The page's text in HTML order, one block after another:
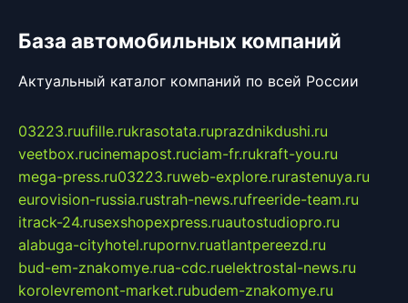
База автомобильных компаний
Актуальный каталог компаний по всей России
03223.ruufille.rukrasotata.ruprazdnikdushi.ru
veetbox.rucinemapost.ruciam-fr.rukraft-you.ru
mega-press.ru03223.ruweb-explore.rurastenuya.ru
eurovision-russia.rustrah-news.rufreeride-team.ru
itrack-24.rusexshopexpress.ruautostudiopro.ru
alabuga-cityhotel.rupornv.ruatlantpereezd.ru
bud-em-znakomye.rua-cdc.ruelektrostal-news.ru
korolevremont-market.rubudem-znakomye.ru